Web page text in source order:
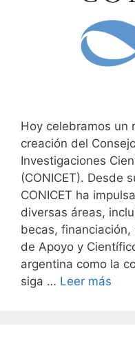
Hoy celebramos un
creación del
Investigaciones
(CONICET). Desde
CONICET ha
diversas áreas,
becas,
de Apoyo y
argentina como la
siga … Leer más